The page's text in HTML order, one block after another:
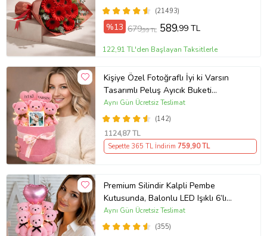
(21493)
%13 679,99 TL 589,99 TL
122,91 TL'den Başlayan Taksitlerle
Kişiye Özel Fotoğraflı İyi ki Varsın
Tasarımlı Peluş Ayıcık Buketi
(Pembe)
(142)
Aynı Gün Ücretsiz Teslimat
1124,87 TL
Sepette 365 TL İndirim 759,90 TL
Premium Silindir Kalpli Pembe
Kutusunda, Balonlu LED Işıklı 6’lı
Pembe Ayıcık Buketi Arkadaşa
Sevgiliye Hediye
(355)
Aynı Gün Ücretsiz Teslimat